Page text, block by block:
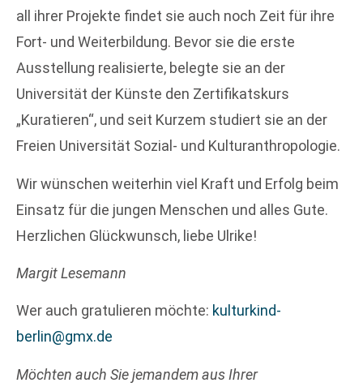
all ihrer Projekte findet sie auch noch Zeit für ihre
Fort- und Weiterbildung. Bevor sie die erste
Ausstellung realisierte, belegte sie an der
Universität der Künste den Zertifikatskurs
„Kuratieren“, und seit Kurzem studiert sie an der
Freien Universität Sozial- und Kulturanthropologie.
Wir wünschen weiterhin viel Kraft und Erfolg beim
Einsatz für die jungen Menschen und alles Gute.
Herzlichen Glückwunsch, liebe Ulrike!
Margit Lesemann
Wer auch gratulieren möchte: kulturkind-
berlin@gmx.de
Möchten auch Sie jemandem aus Ihrer